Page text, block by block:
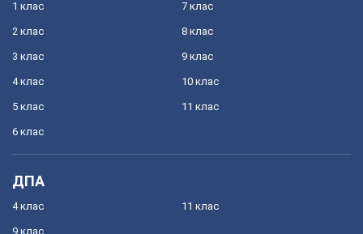
1 клас
2 клас
3 клас
4 клас
5 клас
6 клас
7 клас
8 клас
9 клас
10 клас
11 клас
ДПА
4 клас
9 клас
11 клас